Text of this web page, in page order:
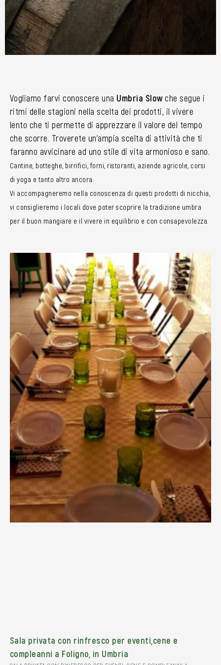
Vogliamo farvi conoscere una Umbria Slowche segue i
ritmi delle stagioni nella scelta dei prodotti, il vivere
lento che ti permette di apprezzare il valore del tempo
che scorre. Troverete un’ampia scelta di attività che ti
faranno avvicinare ad uno stile di vita armonioso e sano.
Cantine, botteghe, birrifici, forni, ristoranti, aziende agricole, corsi
di yoga e tanto altro ancora.
Vi accompagneremo nella conoscenza di questi prodotti di nicchia,
vi consiglieremo i locali dove poter scoprire la tradizione umbra
per il buon mangiare e il vivere in equilibrio e con consapevolezza.
Sala privata con rinfresco per eventi,cene e
compleanni a Foligno, in Umbria